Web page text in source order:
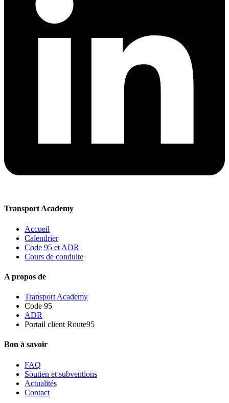
Transport Academy
Accueil
Calendrier
Code 95 et ADR
Cours de conduite
A propos de
Transport Academy
Code 95
ADR
Portail client Route95
Bon à savoir
FAQ
Soutien et subventions
Actualités
Contact